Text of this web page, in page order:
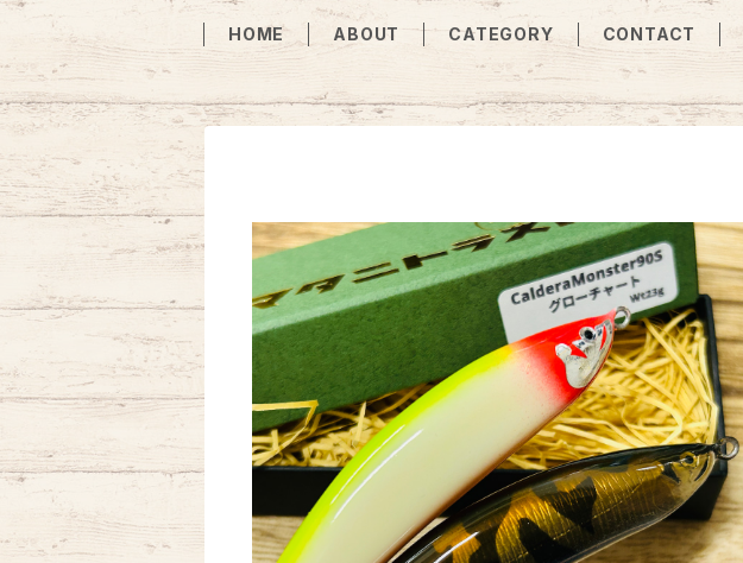
HOME ABOUT CATEGORY CONTACT